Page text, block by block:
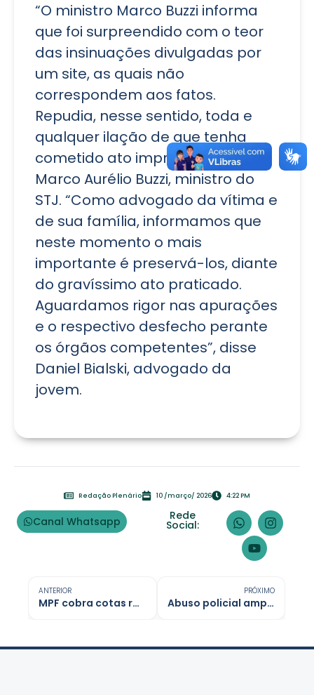
“O ministro Marco Buzzi informa
que foi surpreendido com o teor
das insinuações divulgadas por
um site, as quais não
correspondem aos fatos.
Repudia, nesse sentido, toda e
qualquer ilação de que tenha
cometido ato impróprio”, afirmou
Marco Aurélio Buzzi, ministro do
STJ. “Como advogado da vítima e
de sua família, informamos que
neste momento o mais
importante é preservá-los, diante
do gravíssimo ato praticado.
Aguardamos rigor nas apurações
e o respectivo desfecho perante
os órgãos competentes”, disse
Daniel Bialski, advogado da
jovem.
Redação Plenário 10 /março/ 2026 4:22 PM
Canal Whatsapp Rede
Social:
ANTERIOR
MPF cobra cotas raciais em concursos da Unir e pede indenização de R$ 61 milhões
PRÓXIMO
Abuso policial amplia insegurança no país, aponta Human Rights Watch